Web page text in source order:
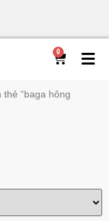
0
“baga hông